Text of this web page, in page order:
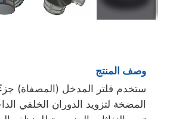
وصف المنتج
ستخدم فلتر المدخل (المصفاة)
المضخة لتزويد الدوران الخلفي